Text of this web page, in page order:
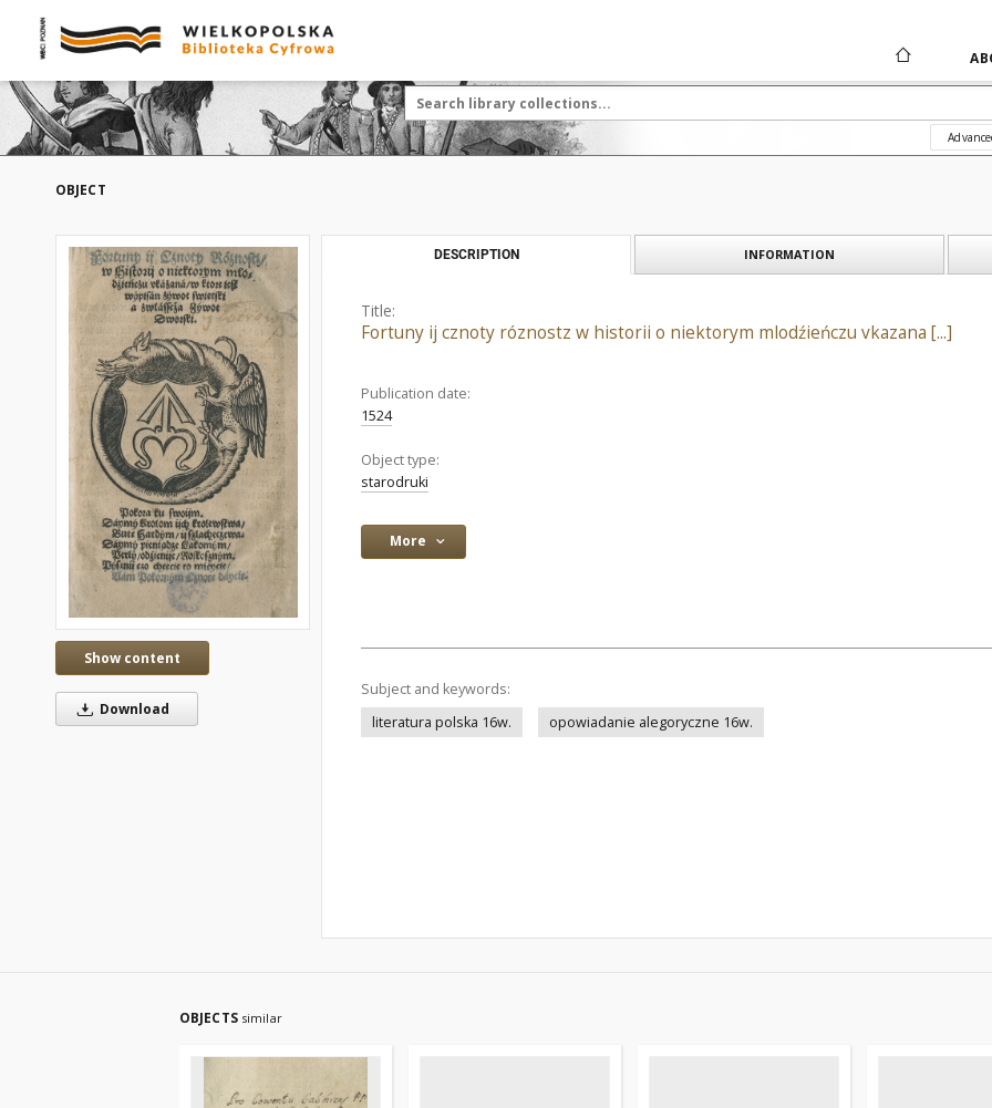
OBJECT
Show content
Download
DESCRIPTION INFORMATION
Title:
Fortuny ij cznoty róznostz w historii o niektorym mlodźieńczu vkazana [...]
Publication date:
1524
Object type:
starodruki
More
Subject and keywords:
literatura polska 16w.
opowiadanie alegoryczne 16w.
OBJECTS similar